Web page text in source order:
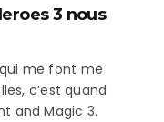
3 nous
me font me
c’est quand
and Magic 3.